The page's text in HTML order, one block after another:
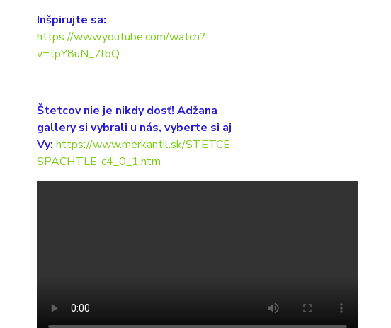
Inšpirujte sa:
https://www.youtube.com/watch?
v=tpY8uN_7lbQ
Štetcov nie je nikdy dosť! Adžana
gallery si vybrali u nás, vyberte si aj
Vy: https://www.merkantil.sk/STETCE-
SPACHTLE-c4_0_1.htm